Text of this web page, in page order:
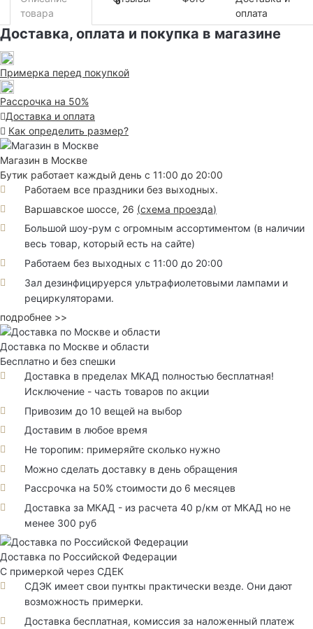
товара
оплата
Доставка, оплата и покупка в магазине
Примерка перед покупкой
Рассрочка на 50%
Доставка и оплата
Как определить размер?
Магазин в Москве
Бутик работает каждый день с 11:00 до 20:00
Работаем все праздники без выходных.
Варшавское шоссе, 26 (схема проезда)
Большой шоу-рум с огромным ассортиментом (в наличии
весь товар, который есть на сайте)
Работаем без выходных с 11:00 до 20:00
Зал дезинфицируерся ультрафиолетовыми лампами и
рециркуляторами.
подробнее >>
Доставка по Москве и области
Бесплатно и без спешки
Доставка в пределах МКАД полностью бесплатная!
Исключение - часть товаров по акции
Привозим до 10 вещей на выбор
Доставим в любое время
Не торопим: примеряйте сколько нужно
Можно сделать доставку в день обращения
Рассрочка на 50% стоимости до 6 месяцев
Доставка за МКАД - из расчета 40 р/км от МКАД но не
менее 300 руб
Доставка по Российской Федерации
С примеркой через СДЕК
СДЭК имеет свои пунткы практически везде. Они дают
возможность примерки.
Доставка бесплатная, комиссия за наложенный платеж